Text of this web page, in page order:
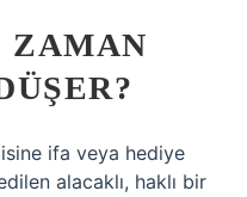
ZAMAN
ifa veya hediye
alacaklı, haklı bir